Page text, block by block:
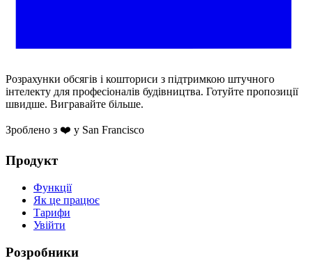
Розрахунки обсягів і кошториси з підтримкою штучного
інтелекту для професіоналів будівництва. Готуйте пропозиції
швидше. Вигравайте більше.
Зроблено з ❤️ у San Francisco
Продукт
Функції
Як це працює
Тарифи
Увійти
Розробники